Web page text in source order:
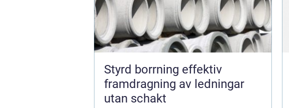
Styrd borrning effektiv
framdragning av ledningar
utan schakt